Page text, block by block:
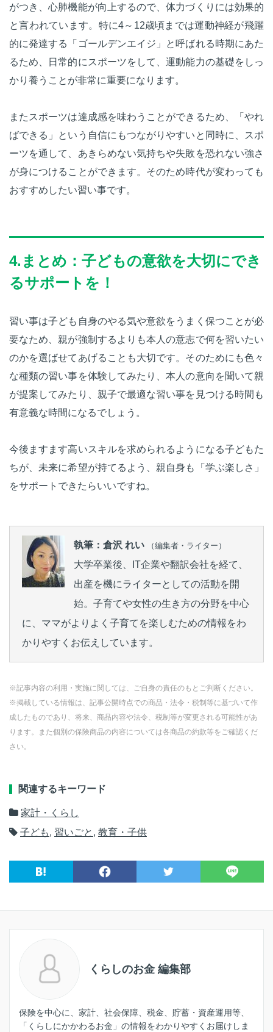
がつき、心肺機能が向上するので、体力づくりには効果的
と言われています。特に4～12歳頃までは運動神経が飛躍
的に発達する「ゴールデンエイジ」と呼ばれる時期にあた
るため、日常的にスポーツをして、運動能力の基礎をしっ
かり養うことが非常に重要になります。
またスポーツは達成感を味わうことができるため、「やれ
ばできる」という自信にもつながりやすいと同時に、スポ
ーツを通して、あきらめない気持ちや失敗を恐れない強さ
が身につけることができます。そのため時代が変わっても
おすすめしたい習い事です。
4.まとめ：子どもの意欲を大切にでき
るサポートを！
習い事は子ども自身のやる気や意欲をうまく保つことが必
要なため、親が強制するよりも本人の意志で何を習いたい
のかを選ばせてあげることも大切です。そのためにも色々
な種類の習い事を体験してみたり、本人の意向を聞いて親
が提案してみたり、親子で最適な習い事を見つける時間も
有意義な時間になるでしょう。
今後ますます高いスキルを求められるようになる子どもた
ちが、未来に希望が持てるよう、親自身も「学ぶ楽しさ」
をサポートできたらいいですね。
執筆：倉沢 れい （編集者・ライター）
大学卒業後、IT企業や翻訳会社を経て、
出産を機にライターとしての活動を開
始。子育てや女性の生き方の分野を中心
に、ママがよりよく子育てを楽しむための情報をわ
かりやすくお伝えしています。
※記事内容の利用・実施に関しては、ご自身の責任のもとご判断ください。
※掲載している情報は、記事公開時点での商品・法令・税制等に基づいて作
成したものであり、将来、商品内容や法令、税制等が変更される可能性があ
ります。また個別の保険商品の内容については各商品の約款等をご確認くだ
さい。
関連するキーワード
家計・くらし
子ども, 習いごと , 教育・子供
くらしのお金 編集部
保険を中心に、家計、社会保障、税金、貯蓄・資産運用等、
「くらしにかかわるお金」の情報をわかりやすくお届けしま